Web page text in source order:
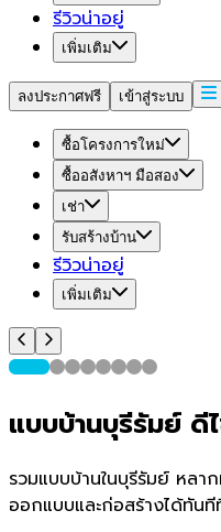
รีวิวน่าอยู่
เพิ่มเติม
ลงประกาศฟรี เข้าสู่ระบบ
ซื้อโครงการใหม่
ซื้ออสังหาฯ มือสอง
เช่า
รับสร้างบ้าน
รีวิวน่าอยู่
เพิ่มเติม
แบบบ้านบุรีรัมย์ ดี
รวมแบบบ้านในบุรีรัมย์ หลา
ออกแบบและก่อสร้างได้ทัน